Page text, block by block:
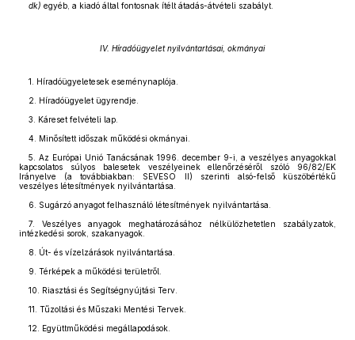
dk) egyéb, a kiadó által fontosnak ítélt átadás-átvételi szabályt.
IV. Híradóügyelet nyilvántartásai, okmányai
1. Híradóügyeletesek eseménynaplója.
2. Híradóügyelet ügyrendje.
3. Káreset felvételi lap.
4. Minősített időszak működési okmányai.
5. Az Európai Unió Tanácsának 1996. december 9-i, a veszélyes anyagokkal
kapcsolatos súlyos balesetek veszélyeinek ellenőrzéséről szóló 96/82/EK
Irányelve (a továbbiakban: SEVESO II) szerinti alsó-felső küszöbértékű
veszélyes létesítmények nyilvántartása.
6. Sugárzó anyagot felhasználó létesítmények nyilvántartása.
7. Veszélyes anyagok meghatározásához nélkülözhetetlen szabályzatok,
intézkedési sorok, szakanyagok.
8. Út- és vízelzárások nyilvántartása.
9. Térképek a működési területről.
10. Riasztási és Segítségnyújtási Terv.
11. Tűzoltási és Műszaki Mentési Tervek.
12. Együttműködési megállapodások.